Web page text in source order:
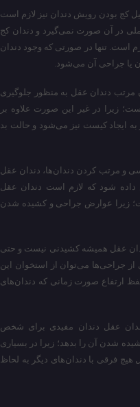
کج بودن رویش دندان نیز لازم است
در آن صورت نمی‌گیرد و دندان کج
است. تنها در صورتی که وجود دندان
یا جراحی آن می‌شود.
دندان عقل به منظور جلوگیری
زیرا در غیر این صورت علاوه بر
به ایجاد کیست نیز می‌شود و حالت بد
و مرتب کردن دندان‌ها، دندان عقل
شود که لازم است دندان عقل
سن کمتر از ۳۵ سال است؛ زیرا عوارض جراحی و کشیده شدن
عقل همیشه کشیدنی نیست و حتی
جراحی‌ها می‌توان از استخوان این
ارتفاع صورت زمانی که دندان‌های
عقل دندان مفیدی برای شخص
شدن آن را بدهد؛ زیرا در بسیاری
هیچ فرقی با دندان‌های دیگر به لحاظ